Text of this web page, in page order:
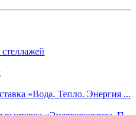
«Вода. Тепло. Энергия ...